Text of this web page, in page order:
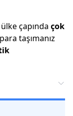
çapında çok
taşımanız